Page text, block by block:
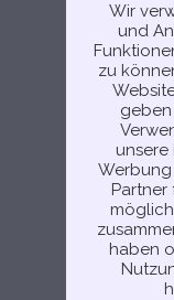
Wir
und
zu
geben
unsere
Werbung
Partner
haben
Seite